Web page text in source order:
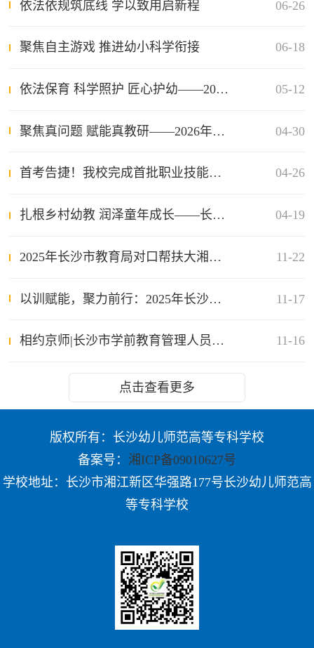
依法依规筑底线 学以致用启新程 06-26
聚焦自主游戏 推进幼小科学衔接 06-18
依法保育 科学照护 匠心护幼——2026年长沙市幼儿园保育质量提升圆满举办 05-12
聚焦真问题 赋能真教研——2026年长沙市幼儿园骨干教师园本教研能力提升培训班圆满举办 04-30
首考告捷！我校完成首批职业技能等级认定 04-26
扎根乡村幼教 润泽童年成长——长沙市农村幼儿园骨干教师能力提升培训班在我校顺利举办 04-19
2025年长沙市教育局对口帮扶大湘西地区幼儿园园长专项培训班顺利举办 11-22
以训赋能，聚力前行：2025年长沙市幼儿园园长能力提升培训圆满收官 11-17
相约京师|长沙市学前教育管理人员北上求学 11-16
点击查看更多
版权所有：长沙幼儿师范高等专科学校
备案号： 湘ICP备09010627号
学校地址：长沙市湘江新区华强路177号长沙幼儿师范高
等专科学校